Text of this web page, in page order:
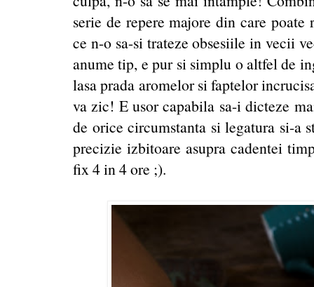
serie de repere majore din care
ce n-o sa-si trateze obsesiile in vecii
anume tip, e pur si simplu o altfel de
lasa prada aromelor si faptelor
va zic! E usor capabila sa-i dicteze
de orice circumstanta si legatura si-a
precizie izbitoare asupra cadentei
fix 4 in 4 ore ;).